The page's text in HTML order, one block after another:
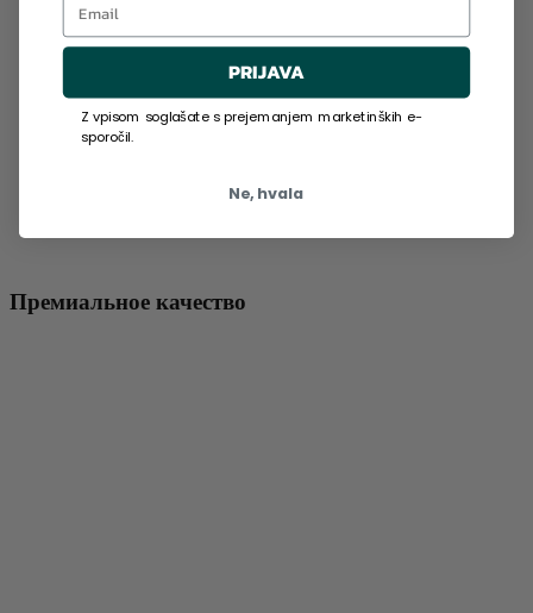
Премиальное качество
PRIJAVA
Z vpisom soglašate s prejemanjem marketinških e-
sporočil.
Ne, hvala